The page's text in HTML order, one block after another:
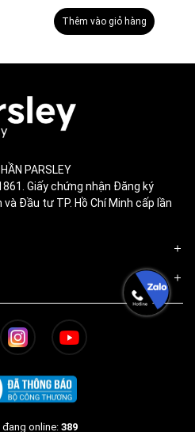
Thêm vào giỏ hàng
PARSLEY
Giấy chứng nhận Đăng ký
Đầu tư TP. Hồ Chí Minh cấp lần
online: 389